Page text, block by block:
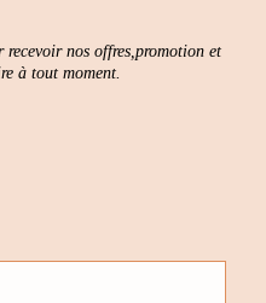
nos offres,promotion et
à tout moment.